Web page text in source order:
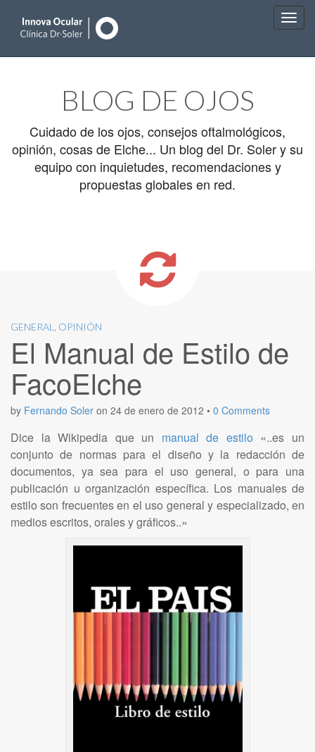
BLOG DE OJOS
Cuidado de los ojos, consejos oftalmológicos,
opinión, cosas de Elche... Un blog del Dr. Soler y su
equipo con inquietudes, recomendaciones y
propuestas globales en red.
GENERAL OPINIÓN
El Manual de Estilo de
FacoElche
by Fernando Soler on 24 de enero de 2012 • 0 Comments
Dice la Wikipedia que un manual de estilo «..es un
conjunto de normas para el diseño y la redacción de
documentos, ya sea para el uso general, o para una
publicación u organización específica. Los manuales de
estilo son frecuentes en el uso general y especializado, en
medios escritos, orales y gráficos..»